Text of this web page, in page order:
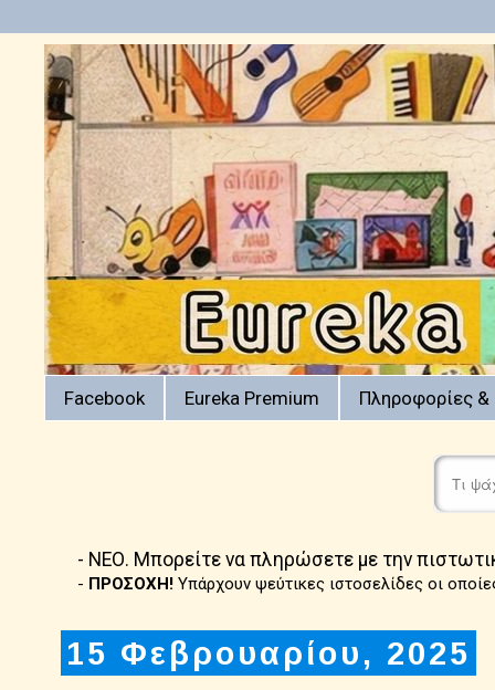
Facebook Eureka Premium Πληροφορίες &
- ΝΕΟ. Μπορείτε να πληρώσετε με την
- ΠΡΟΣΟΧΗ! Υπάρχουν ψεύτικες ιστοσελίδες οι
15 Φεβρουαρίου, 2025